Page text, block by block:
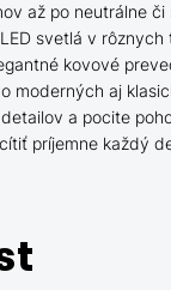
až po neutrálne
svetlá v
kovové
moderných aj
a pocite
príjemne každý